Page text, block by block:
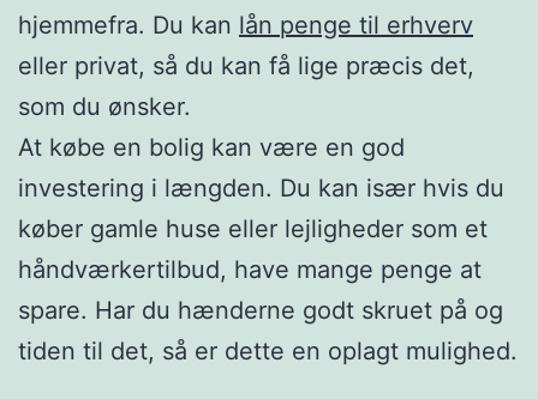
hjemmefra. Du kan lån penge til erhverv
eller privat, så du kan få lige præcis det,
som du ønsker.
At købe en bolig kan være en god
investering i længden. Du kan især hvis du
køber gamle huse eller lejligheder som et
håndværkertilbud, have mange penge at
spare. Har du hænderne godt skruet på og
tiden til det, så er dette en oplagt mulighed.